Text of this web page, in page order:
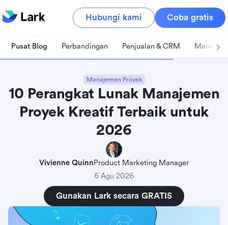
Hubungi kami Coba gratis
Pusat Blog Perbandingan Penjualan & CRM
Manajemen Proyek
10 Perangkat Lunak Manajemen
Proyek Kreatif Terbaik untuk
2026
Vivienne QuinnProduct Marketing Manager
6 Agu 2026
Gunakan Lark secara GRATIS